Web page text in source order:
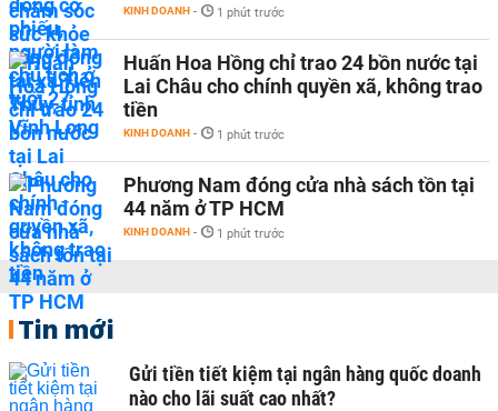
KINH DOANH - 1 phút trước
Huấn Hoa Hồng chỉ trao 24 bồn nước tại
Lai Châu cho chính quyền xã, không trao
tiền
KINH DOANH - 1 phút trước
Phương Nam đóng cửa nhà sách tồn tại
44 năm ở TP HCM
KINH DOANH - 1 phút trước
Tin mới
Gửi tiền tiết kiệm tại ngân hàng quốc doanh
nào cho lãi suất cao nhất?